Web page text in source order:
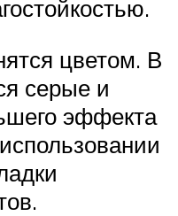
цветом. В
серые и
эффекта